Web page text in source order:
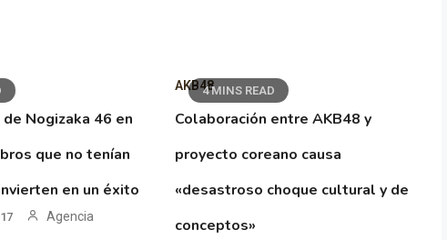
Nogizaka 46 en
que no tenían
en un éxito
Agencia
4 MINS READ
AKB48
Colaboración entre AKB48 y
proyecto coreano causa
«desastroso choque cultural y de
conceptos»